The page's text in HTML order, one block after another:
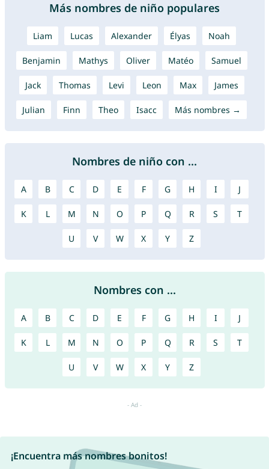
Más nombres de niño populares
Liam Lucas Alexander Élyas Noah
Benjamin Mathys Oliver Matéo Samuel
Jack Thomas Levi Leon Max James
Julian Finn Theo Isacc Más nombres →
Nombres de niño con ...
A B C D E F G H I J
K L M N O P Q R S T
U V W X Y Z
Nombres con ...
A B C D E F G H I J
K L M N O P Q R S T
U V W X Y Z
¡Encuentra más nombres bonitos!